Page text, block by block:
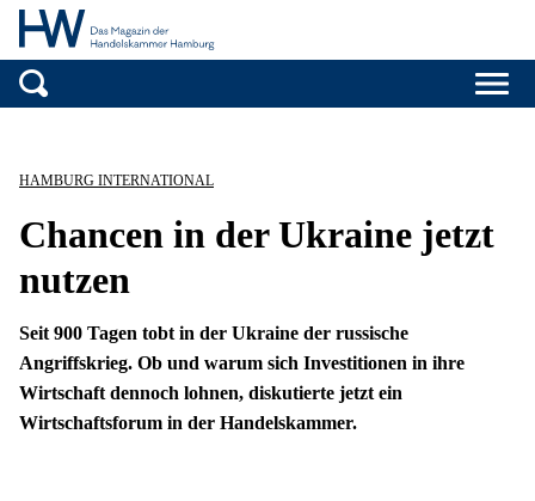
Handelskammer
HAMBURG INTERNATIONAL
Chancen in der Ukraine jetzt
nutzen
Seit 900 Tagen tobt in der Ukraine der russische
Angriffskrieg. Ob und warum sich Investitionen in ihre
Wirtschaft dennoch lohnen, diskutierte jetzt ein
Wirtschaftsforum in der Handelskammer.